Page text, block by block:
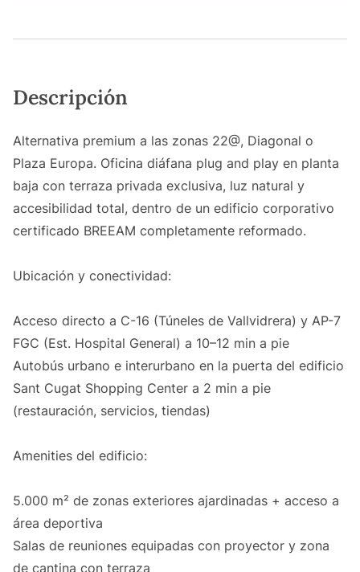
Descripción
Alternativa premium a las zonas 22@, Diagonal o
Plaza Europa. Oficina diáfana plug and play en planta
baja con terraza privada exclusiva, luz natural y
accesibilidad total, dentro de un edificio corporativo
certificado BREEAM completamente reformado.
Ubicación y conectividad:
Acceso directo a C-16 (Túneles de Vallvidrera) y AP-7
FGC (Est. Hospital General) a 10–12 min a pie
Autobús urbano e interurbano en la puerta del edificio
Sant Cugat Shopping Center a 2 min a pie
(restauración, servicios, tiendas)
Amenities del edificio:
5.000 m² de zonas exteriores ajardinadas + acceso a
área deportiva
Salas de reuniones equipadas con proyector y zona
de cantina con terraza